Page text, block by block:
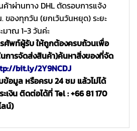
าผ่านทาง DHL ตัดรอบการแจ้ง
. ของทุกวัน (ยกเว้นวันหยุด) ระยะ
มาณ 1-3 วันค่ะ
ศัพท์ผู้รับ ให้ถูกต้องครบถ้วนเพื่อ
นการจัดส่งสินค้า)ค้นหาสิ่งของที่จัด
bit.ly/2Y9NCDJ
อมูล หรือครบ 24 ชม แล้วไม่ได้
เงิน ติดต่อได้ที่ Tel : +66 81 170
น์)